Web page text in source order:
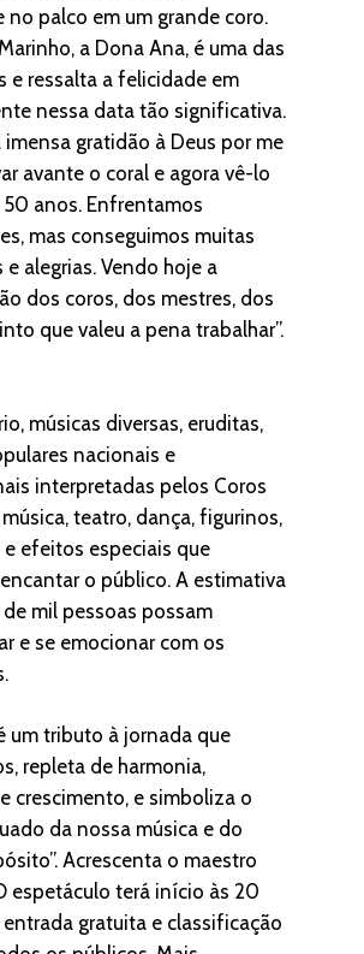
no palco em um grande coro.
a Dona Ana, é uma das
e ressalta a felicidade em
nessa data tão significativa.
imensa gratidão à Deus por me
avante o coral e agora vê-lo
50 anos. Enfrentamos
mas conseguimos muitas
e alegrias. Vendo hoje a
dos coros, dos mestres, dos
que valeu a pena trabalhar”.
músicas diversas, eruditas,
nacionais e
interpretadas pelos Coros
teatro, dança, figurinos,
efeitos especiais que
o público. A estimativa
mil pessoas possam
e se emocionar com os
um tributo à jornada que
repleta de harmonia,
crescimento, e simboliza o
da nossa música e do
Acrescenta o maestro
espetáculo terá início às 20
entrada gratuita e classificação